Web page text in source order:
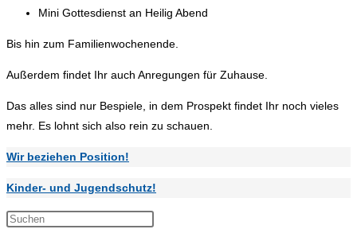
Mini Gottesdienst an Heilig Abend
Bis hin zum Familienwochenende.
Außerdem findet Ihr auch Anregungen für Zuhause.
Das alles sind nur Bespiele, in dem Prospekt findet Ihr noch vieles
mehr. Es lohnt sich also rein zu schauen.
Wir beziehen Position!
Kinder- und Jugendschutz!